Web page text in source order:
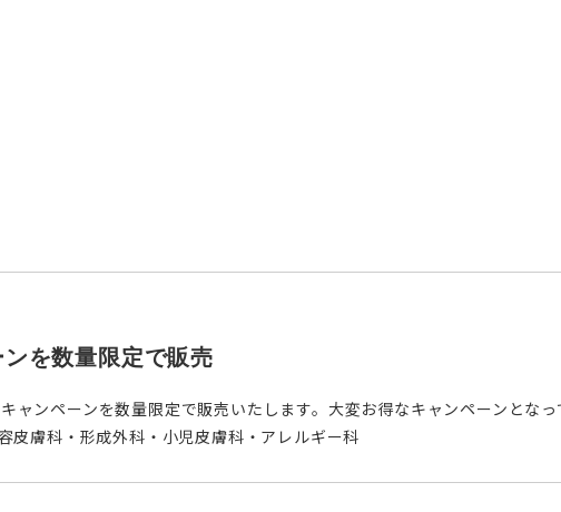
を数量限定で販売
ャンペーンを数量限定で販売いたします。大変お得なキャンペーンとな
皮膚科・形成外科・小児皮膚科・アレルギー科